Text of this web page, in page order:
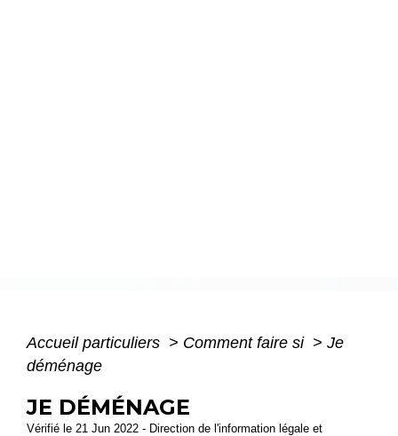
Accueil particuliers > Comment faire si > Je
déménage
JE DÉMÉNAGE
Vérifié le 21 Jun 2022 - Direction de l'information légale et